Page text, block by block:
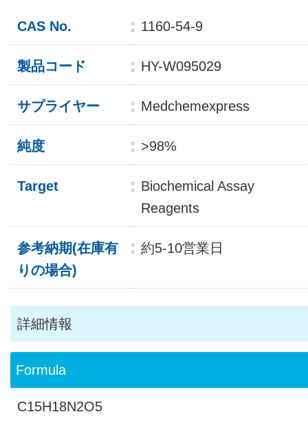
CAS No. 1160-54-9
製品コード HY-W095029
サプライヤー Medchemexpress
純度 >98%
Target
Biochemical Assay
Reagents
参考納期(在庫有
りの場合)
約5-10営業日
詳細情報
Formula
C15H18N2O5